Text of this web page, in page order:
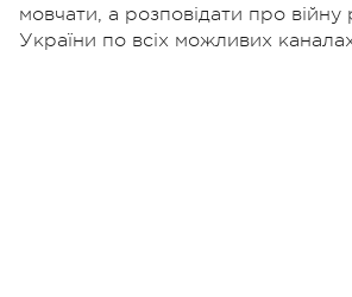
мовчати, а розповідати про
України по всіх можливих